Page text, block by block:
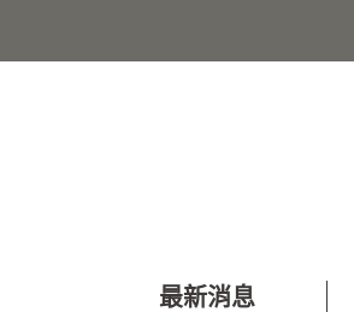
主
最新消息